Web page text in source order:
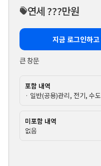
연세 ???만원
지금 로그인하
큰 창문
포함 내역
· 일반(공용)관리, 전기, 수
미포함 내역
없음